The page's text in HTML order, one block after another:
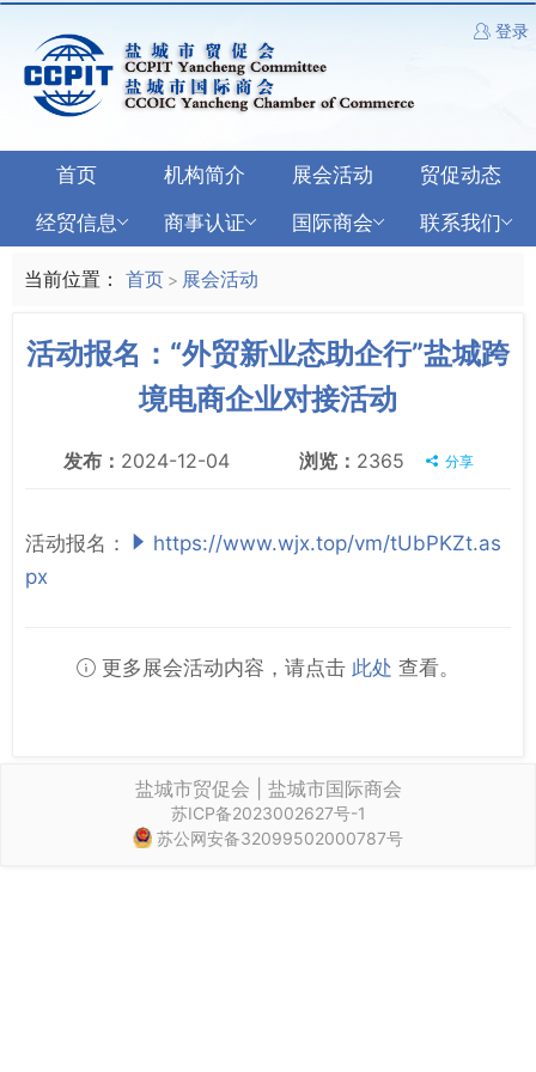
登录
首页 机构简介 展会活动
贸促动态
经贸信息
商事认证 国际商会 联系我们
当前位置： 首页 > 展会活动
活动报名：“外贸新业态助企行”盐城跨
境电商企业对接活动
发布： 2024-12-04 浏览： 2365 分享
活动报名：
https://www.wjx.top/vm/tUbPKZt.as
px
更多展会活动内容，请点击 此处 查看。
盐城市贸促会 | 盐城市国际商会
苏ICP备2023002627号-1
苏公网安备32099502000787号